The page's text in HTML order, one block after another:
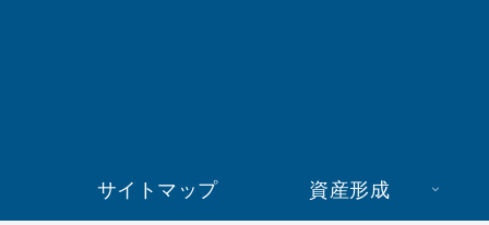
サイトマップ 資産形成